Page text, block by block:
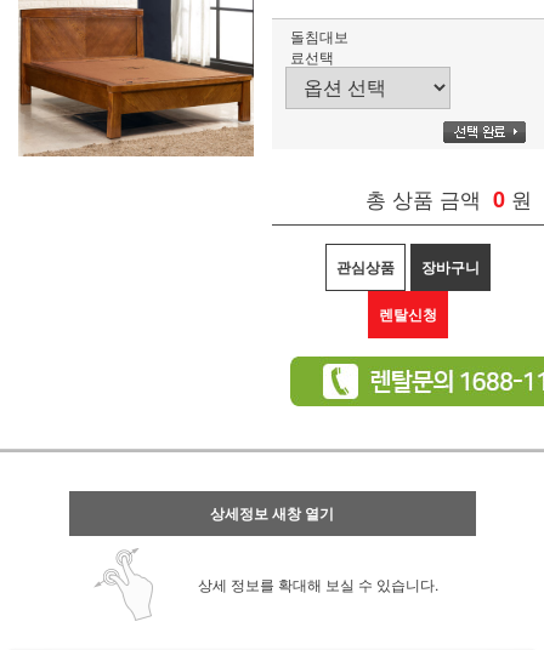
돌침대보
료선택
총 상품 금액 0 원
관심상품 장바구니
렌탈신청
상세정보 새창 열기
상세 정보를 확대해 보실 수 있습니다.